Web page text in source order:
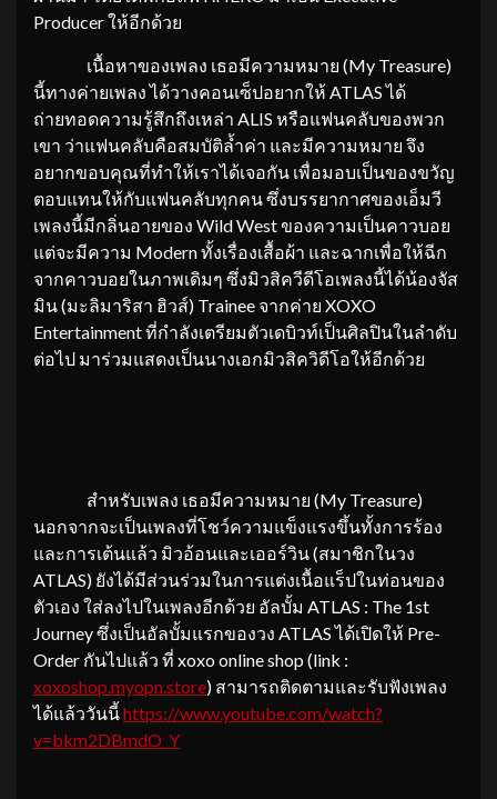
Producer ให้อีกด้วย
เนื้อหาของเพลง เธอมีความหมาย (My Treasure)
นี้ทางค่ายเพลง ได้วางคอนเซ็ปอยากให้ ATLAS ได้
ถ่ายทอดความรู้สึกถึงเหล่า ALIS หรือแฟนคลับของพวก
เขา ว่าแฟนคลับคือสมบัติล้ำค่า และมีความหมาย จึง
อยากขอบคุณที่ทำให้เราได้เจอกัน เพื่อมอบเป็นของขวัญ
ตอบแทนให้กับแฟนคลับทุกคน ซึ่งบรรยากาศของเอ็มวี
เพลงนี้มีกลิ่นอายของ Wild West ของความเป็นคาวบอย
แต่จะมีความ Modern ทั้งเรื่องเสื้อผ้า และฉากเพื่อให้ฉีก
จากคาวบอยในภาพเดิมๆ ซึ่งมิวสิควีดีโอเพลงนี้ได้น้องจัส
มิน (มะลิมาริสา ฮิวส์) Trainee จากค่าย XOXO
Entertainment ที่กำลังเตรียมตัวเดบิวท์เป็นศิลปินในลำดับ
ต่อไป มาร่วมแสดงเป็นนางเอกมิวสิควิดีโอให้อีกด้วย
สำหรับเพลง เธอมีความหมาย (My Treasure)
นอกจากจะเป็นเพลงที่โชว์ความแข็งแรงขึ้นทั้งการร้อง
และการเต้นแล้ว มิวอ้อนและเออร์วิน (สมาชิกในวง
ATLAS) ยังได้มีส่วนร่วมในการแต่งเนื้อแร็ปในท่อนของ
ตัวเอง ใส่ลงไปในเพลงอีกด้วย อัลบั้ม ATLAS : The 1st
Journey ซึ่งเป็นอัลบั้มแรกของวง ATLAS ได้เปิดให้ Pre-
Order กันไปแล้ว ที่ xoxo online shop (link :
xoxoshop.myopn.store) สามารถติดตามและรับฟังเพลง
ได้แล้ววันนี้https://www.youtube.com/watch?
v=bkm2DBmdO_Y